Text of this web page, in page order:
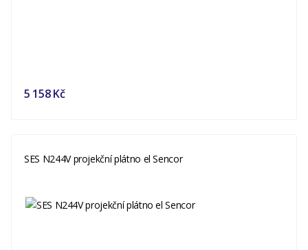
5 158 Kč
SES N244V projekční plátno el Sencor